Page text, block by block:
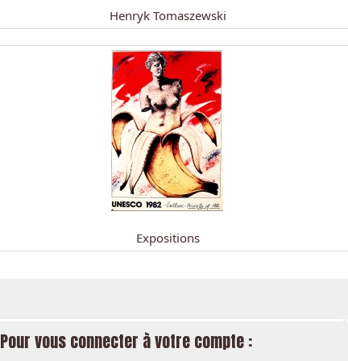
Henryk Tomaszewski
Expositions
Pour vous connecter à votre compte :